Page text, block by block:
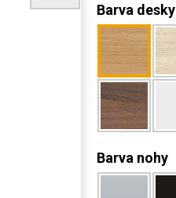
Barva desky
Barva nohy